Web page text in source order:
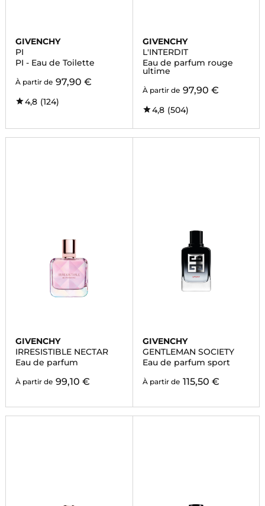
GIVENCHY
PI
PI - Eau de Toilette
À partir de 97,90 €
4,8 (124)
GIVENCHY
L'INTERDIT
Eau de parfum rouge
ultime
À partir de 97,90 €
4,8 (504)
GIVENCHY
IRRESISTIBLE NECTAR
Eau de parfum
À partir de 99,10 €
GIVENCHY
GENTLEMAN SOCIETY
Eau de parfum sport
À partir de 115,50 €